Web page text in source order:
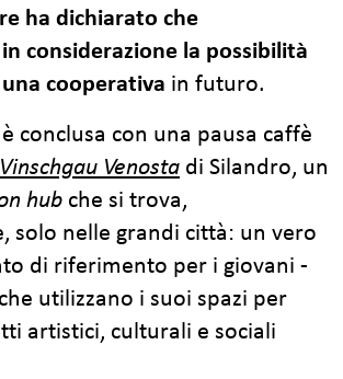
ha dichiarato che
considerazione la possibilità
cooperativa in futuro.
conclusa con una pausa caffè
Venosta di Silandro, un
hub che si trova,
solo nelle grandi città: un vero
di riferimento per i giovani -
utilizzano i suoi spazi per
artistici, culturali e sociali